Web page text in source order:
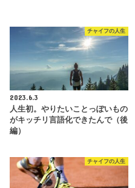
チャイフの人生
2023.6.3
人生初。やりたいことっぽいもの
がキッチリ言語化できたんで（後
編）
チャイフの人生